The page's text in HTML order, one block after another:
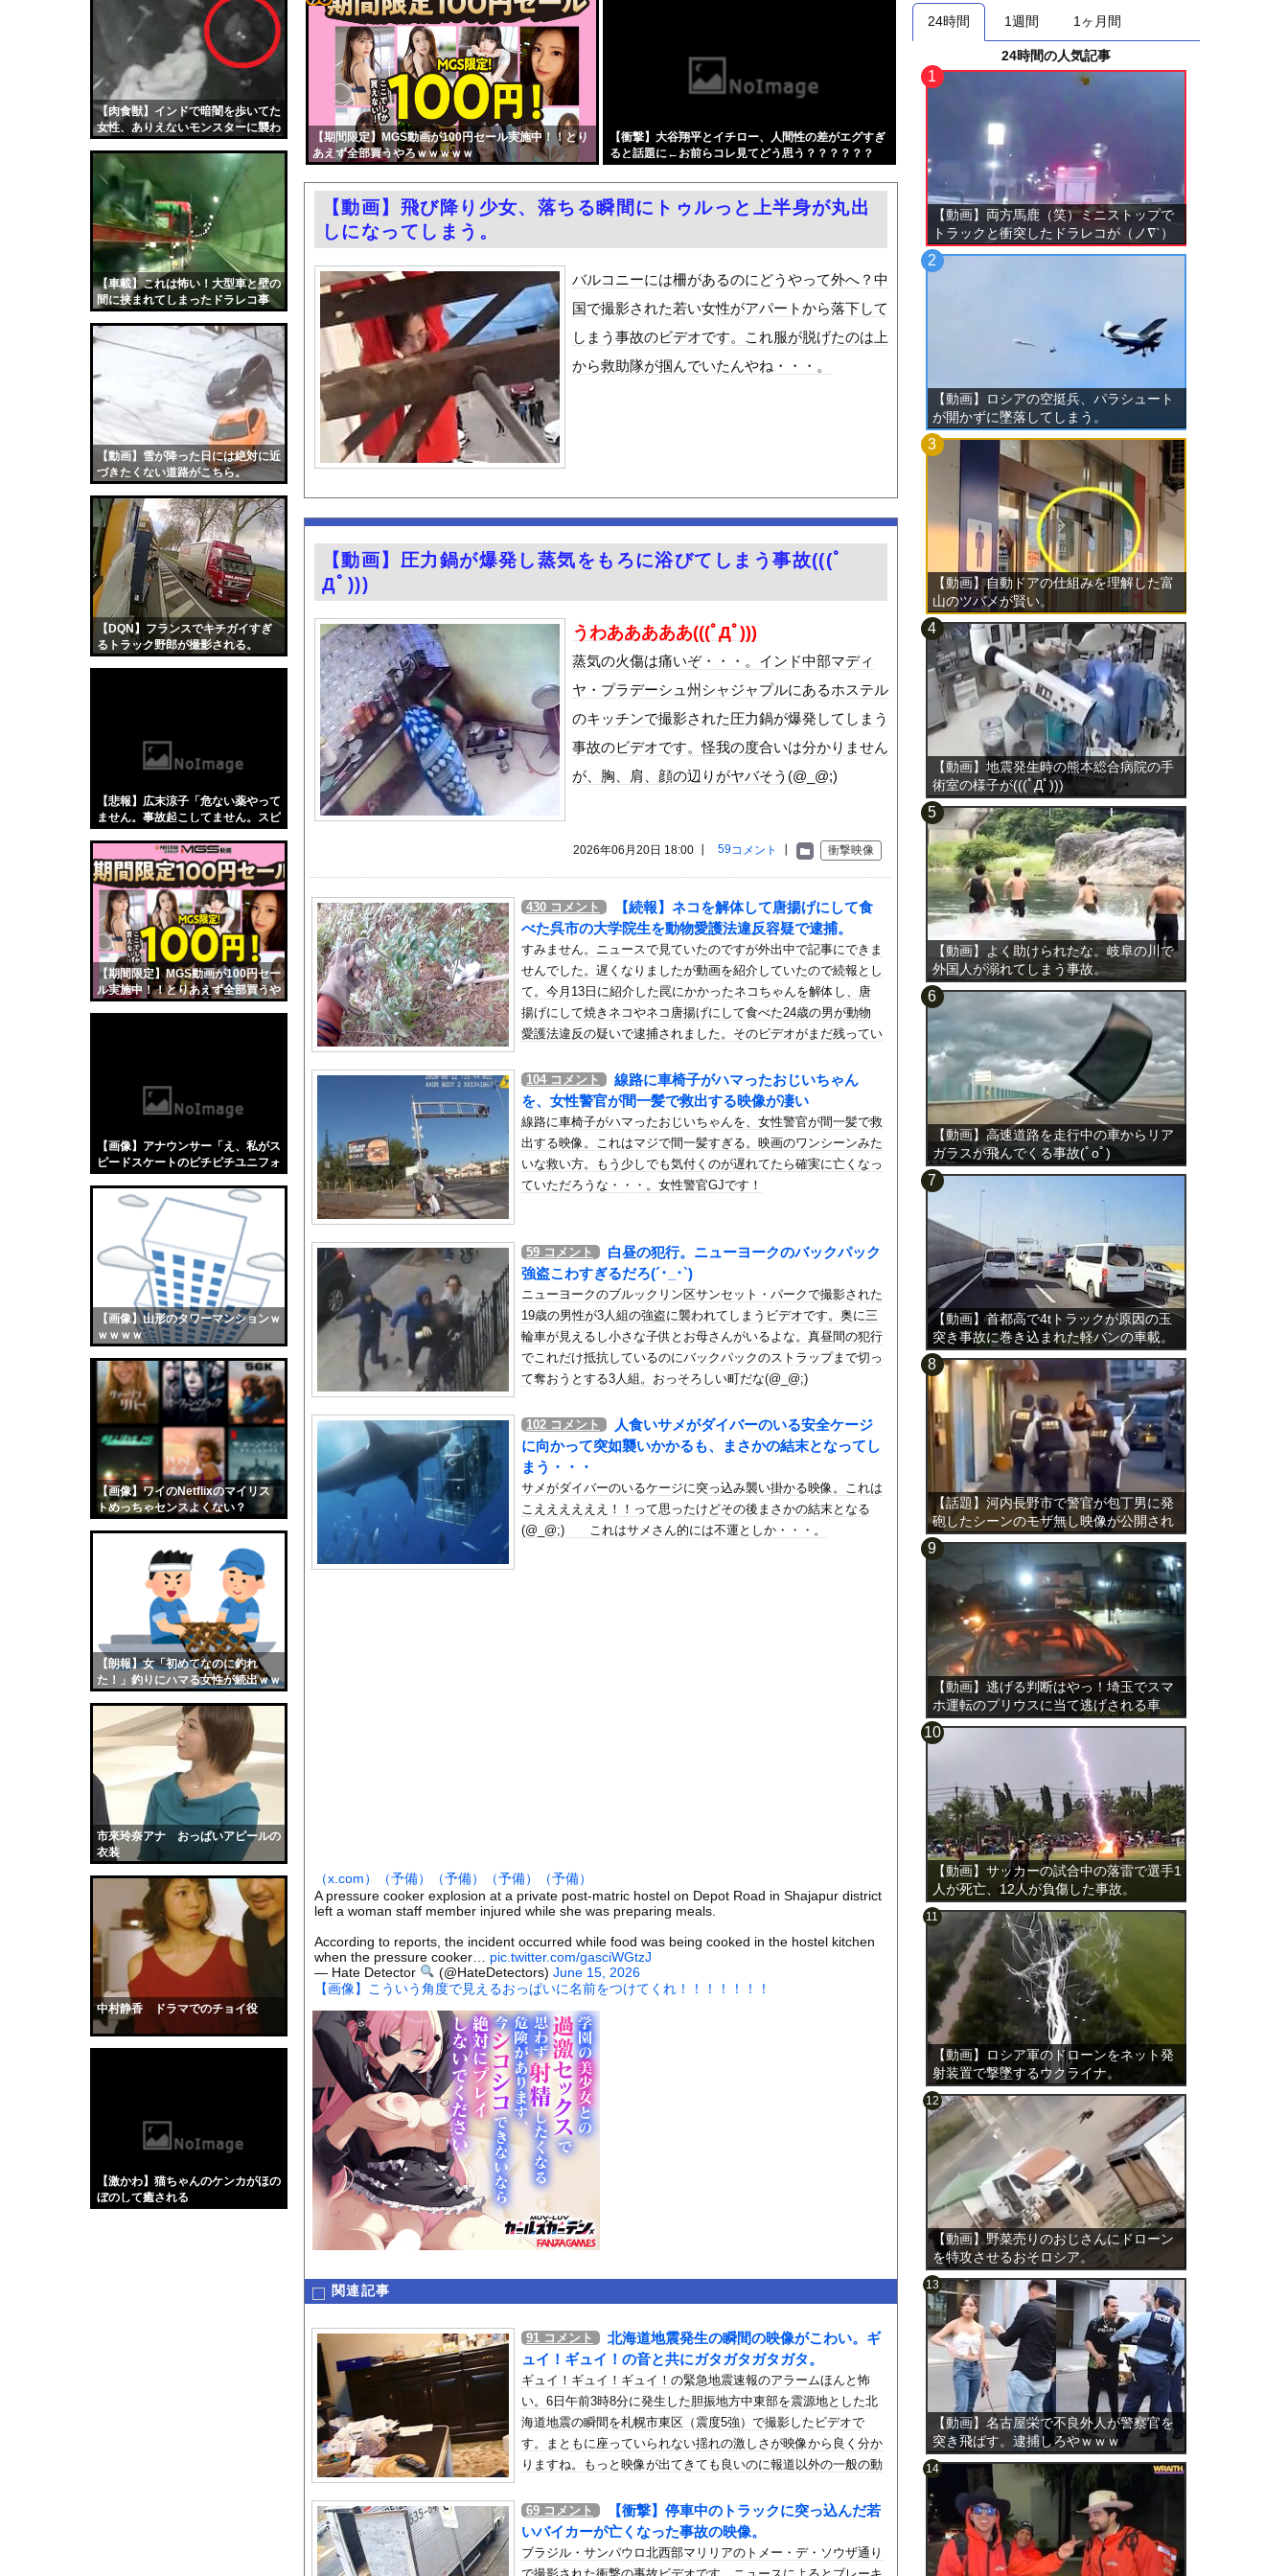
【肉食獣】インドで暗闇を歩いてた
女性、ありえないモンスターに襲わ
【車載】これは怖い！大型車と壁の
間に挟まれてしまったドラレコ事
【動画】雪が降った日には絶対に近
づきたくない道路がこちら。
【DQN】フランスでキチガイすぎ
るトラック野郎が撮影される。
【悲報】広末涼子「危ない薬やって
ません。事故起こしてません。スピ
←これw w w w w w
【期間限定】MGS動画が100円セー
ル実施中！！とりあえず全部買うや
【画像】アナウンサー「え、私がス
ピードスケートのピチピチユニフォ
これはお前らに刺さるやろw w w w
w w w w
【画像】山形のタワーマンションｗ
ｗｗｗｗ
【画像】ワイのNetflixのマイリス
トめっちゃセンスよくない？
【朗報】女「初めてなのに釣れ
た！」釣りにハマる女性が続出ｗｗ
市來玲奈アナ おっぱいアピールの
衣装
中村静香 ドラマでのチョイ役
【激かわ】猫ちゃんのケンカがほの
ぼのして癒される
パヨ「れいわ信者、れいわ知能といった表現は完全に差別表現。メディアは放送禁止用語に指...
ドワンゴ川上「みい山への『障害者への配慮が足りない』という批判は害悪。障害者に関わる...
【広島】廿日市の中学野球部員死亡事故 書類送検の医師、別人のCT画像で診察した疑い ...
巨乳悦楽のおすすめAV!巨乳女優とのパイズリやコスプレセックス!
今日撮れたK大学文〇学部JD1年のフェラシーンがコチラ
熊本県知事の要請をガン無視したTBS、避難所に取材班が押し入ってプライバシーに全く配...
【画像】新聞さん、壮大な縦読みを仕込んでしまう・・・
なぜプーチンはウクライナ侵攻をやめられないのか？！
共産党「熊本地震救援募金のお願いをしていたところ、中指を立てられました。嫌がらせ酷い...
【動画】女子アナさん、ノーブラでうっかり衣装から乳首が透けてしまう放送事故ｗｗｗ
お前らがメイドイン韓国で認めてるもの 「キムチ」あと3つは？
中国「大洪水！」三峡ダム「9門開放！（全力放流」中国都市「三峡沿線の道路水没」中国政...
職場の人妻と不倫をして、ついに、、、
韓国国会、サッカー前代表監督を追及「なぜ負けたのか」
日本旅行キャンセルすべきか…1万年ぶり史上最大級の火山の兆し＝韓国の反応
うちのネコが目の前にいた。私が上に物を投げるフリをする → 猫はこうなります…
【速報】THE TIMEの女子アナ、前屈みで乳パッドのようなものが見えてしまう
2026年度 暑さのピーク終了
【画像】インフルエンサー「20歳でアルファード一括で買えちゃう私って素敵」
【ディズニー】高級ホテルでお馴染みのホテルミラコスタさん 値上げして改悪していたこと...
ラーメン屋でラストオーダー5分前に入店するの迷惑？
後呂有紗アナ 骨盤ストレッチで胸がくっきり！！
【動画】移民受け入れ派のパヨおば、自分の家に来られたら全力で拒否るｗｗｗｗｗｗｗｗｗ...
【動画】女の子が一瞬でメロつく男がコレｗｗｗｗｗｗｗｗｗｗ
グラドル後藤まつりと至近距離でイチャイチャできる新作イメビが出たぞ！
『悪役令嬢転生おじさん』6話感想 モブ令嬢に絡まれるアンナ！
今の時期 河口で釣れる美味い魚教えて
【Xの車窓から】オービスかと思ったら野生の炊飯器で草 ほか
【ポロリ悲話】ネットで拡散してるおっぱいポロリ動画、何故か叩かれる・・・
【衝撃】「かわいい虫」ランキング、ついに発表される
【悲報】 中国、橋の欄干が強風一発で粉々に 鉄筋ゼロ 当局「接着剤でくっつけただけ」...
【動画】移民受け入れ派のパヨおば、自分の家に来られたら全力で拒否るｗｗｗｗｗｗｗｗｗ...
日本代表FW前田大然がイプスウィッチ・タウンへ移籍決定！プレミアリーグ初挑戦
英国人「ようこそ」冨安健洋、クリスタルパレス加入が決定的に！メディカル検査をパス！現...
【朗報】今年が酷暑過ぎて蚊が全く居ない件
【驚愕】名作『無職転生』凄い事に気付いたｗｗｗｗ『無職転生』の「ロキシー」とかいう奴...
【朗報】サンセイのオンラインショップが再オープン 「新7500Tシャツ」「BOX o...
【避難所】キッチンカー、から揚げや麺類提供 40代女性「最高、パン中心の生活には飽き...
【ワンピース】ゾロ「女だぞ」エネル「見ればわかる」←ここ好きすぎるｗｗｗｗｗｗｗｗｗ...
【動画】両方馬鹿（笑）ミニストップでトラックと衝突したドラレコが（ノ∇`）
【悲報】米倉涼子さん、フライデーに不意討ちされてしまうｗｗｗｗｗ（画像あり）
後呂有紗アナ 袖口からインナーチラ見え！！
【物議】ジャンポケ斉藤裁判、被害女性「モンスター」斉藤被告「同意と思ってた」←これど...
ショートスリーパー、誹謗中傷を受けて突然泣き出すwwwwwwwwwwwwwwwww
公営住宅住みだけど質問ある？【家賃・自治会】
【画像】おまえらくんの机がこの女の子の椅子にされてたらｗｗｗ
【画像】この女優さん、可愛すぎる
【朗報】齋藤飛鳥、前屈みで完全に見えてる動画が拡散されてしまう…
海外「日本よ、お前がナンバーワンだ」 熊本地震直後の日本の対応のスピードに世界が衝撃
勇気を出して白人美女にチン凸したアジア人短小男
、爆笑されてしまうｗｗｗ
10年もの間浮気してた嫁。まさかと思い長男のDNA鑑定をするがいいな？と問うと、元嫁...
ウクライナ侵攻以降、ロシア軍兵士のHIV感染が2000％急増…ウクライナメディア！
【配信者】「金バエ」のSNS更新が1週間途絶え、様々な憶測が飛び交う。1週間ぶりの投...
【画像】女の子「危機管理フォーーーーム！！！」
【下着画像】村重杏奈さん、デカパイすぎて万バズしてしまうwwwwwwww
【動画】ヒョウ2頭が木に登って激しい戦い
【画像】吉川愛さん(26)、縛られてムチムチお乳が強調されてしまう
道路脇で男性が缶切断していたドラム缶が爆発
【黒歴史】こういう昔の大学ヤリサーの流出エロ動画（顔出し）が一番抜ける
韓国人「安貞桓が韓国代表に激怒！『惨憺たる結果、徹底的な刷新が必要だ』と監督や協会を...
ケンタッキーとか言う唐揚げ屋ｗｗｗｗｗ
【画像】このAVが性癖ブッ刺さりで精子ドクドク作られるわｗｗｗｗ
【悲報】味噌ラーメンで行列、出来ない
【中国】男の子が爆竹に点火 マンホールが爆発しふた吹き飛ぶ
【画像】伊藤舞雪とかいうＡＶ女優ｗｗｗｗｗｗｗｗｗｗw
【緊急】肛門にスティックのり入れたけど出てこないの！！
お知らせ
【動画】タイのティパンコーン王子が日本人女性とデートか？
Powered by livedoor 相互RSS
このページは
1000mgが管理しています。 RSS設定 更新順130件まで。それ以降の古いものは表
示されません。
【期間限定】MGS動画が100円セール実施中！！とり
あえず全部買うやろｗｗｗｗｗ
【衝撃】大谷翔平とイチロー、人間性の差がエグすぎ
ると話題に←お前らコレ見てどう思う？？？？？？
コテ
ンク
自動
更新
【動画】飛び降り少女、落ちる瞬間にトゥルっと上半身が丸出
しになってしまう。
バルコニーには柵があるのにどうやって外へ？中
国で撮影された若い女性がアパートから落下して
しまう事故のビデオです。これ服が脱げたのは上
から救助隊が掴んでいたんやね・・・。
【動画】圧力鍋が爆発し蒸気をもろに浴びてしまう事故(((ﾟ
Дﾟ)))
うわあああああ(((ﾟДﾟ)))
蒸気の火傷は痛いぞ・・・。インド中部マディ
ヤ・プラデーシュ州シャジャプルにあるホステル
のキッチンで撮影された圧力鍋が爆発してしまう
事故のビデオです。怪我の度合いは分かりません
が、胸、肩、顔の辺りがヤバそう(@_@;)
衝撃映像
59コメント
2026年06月20日 18:00 ┃
430 コメント
【続報】ネコを解体して唐揚げにして食
べた呉市の大学院生を動物愛護法違反容疑で逮捕。
すみません。ニュースで見ていたのですが外出中で記事にできま
せんでした。遅くなりましたが動画を紹介していたので続報とし
て。今月13日に紹介した罠にかかったネコちゃんを解体し、唐
揚げにして焼きネコやネコ唐揚げにして食べた24歳の男が動物
愛護法違反の疑いで逮捕されました。そのビデオがまだ残ってい
どめを刺すシーンなどがあります。再生される方は注意を。
104 コメント
線路に車椅子がハマったおじいちゃん
を、女性警官が間一髪で救出する映像が凄い
線路に車椅子がハマったおじいちゃんを、女性警官が間一髪で救
出する映像。これはマジで間一髪すぎる。映画のワンシーンみた
いな救い方。もう少しでも気付くのが遅れてたら確実に亡くなっ
ていただろうな・・・。女性警官GJです！
59 コメント
白昼の犯行。ニューヨークのバックパック
強盗こわすぎるだろ(´･_･`)
ニューヨークのブルックリン区サンセット・パークで撮影された
19歳の男性が3人組の強盗に襲われてしまうビデオです。奥に三
輪車が見えるし小さな子供とお母さんがいるよな。真昼間の犯行
でこれだけ抵抗しているのにバックパックのストラップまで切っ
て奪おうとする3人組。おっそろしい町だな(@_@;)
102 コメント
人食いサメがダイバーのいる安全ケージ
に向かって突如襲いかかるも、まさかの結末となってし
まう・・・
サメがダイバーのいるケージに突っ込み襲い掛かる映像。これは
こええええええ！！って思ったけどその後まさかの結末となる
(@_@;) これはサメさん的には不運としか・・・。
（x.com） （予備） （予備） （予備）
（予備）
A pressure cooker explosion at a private post-matric hostel on Depot Road in Shajapur district
left a woman staff member injured while she was preparing meals.
According to reports, the incident occurred while food was being cooked in the hostel kitchen
when the pressure cooker… pic.twitter.com/gasciWGtzJ
— Hate Detector
(@HateDetectors)June 15, 2026
【画像】こういう角度で見えるおっぱいに名前をつけてくれ！！！！！！！
関連記事
91 コメント
北海道地震発生の瞬間の映像がこわい。ギ
ュイ！ギュイ！の音と共にガタガタガタガタ。
ギュイ！ギュイ！ギュイ！の緊急地震速報のアラームほんと怖
い。6日午前3時8分に発生した胆振地方中東部を震源地とした北
海道地震の瞬間を札幌市東区（震度5強）で撮影したビデオで
す。まともに座っていられない揺れの激しさが映像から良く分か
りますね。もっと映像が出てきても良いのに報道以外の一般の動
69 コメント
【衝撃】停車中のトラックに突っ込んだ若
いバイカーが亡くなった事故の映像。
ブラジル・サンパウロ北西部マリリアのトメー・デ・ソウザ通り
24時間 1週間 1ヶ月間
24時間の人気記事
【動画】両方馬鹿（笑）ミニストップで
トラックと衝突したドラレコが（ノ∇`）
【動画】ロシアの空挺兵、パラシュート
が開かずに墜落してしまう。
【動画】自動ドアの仕組みを理解した富
山のツバメが賢い。
【動画】地震発生時の熊本総合病院の手
術室の様子が(((ﾟДﾟ)))
【動画】よく助けられたな。岐阜の川で
外国人が溺れてしまう事故。
【動画】高速道路を走行中の車からリア
ガラスが飛んでくる事故(ﾟoﾟ)
【動画】首都高で4tトラックが原因の玉
突き事故に巻き込まれた軽バンの車載。
【話題】河内長野市で警官が包丁男に発
砲したシーンのモザ無し映像が公開され
る。
【動画】逃げる判断はやっ！埼玉でスマ
ホ運転のプリウスに当て逃げされる車
載。
【動画】サッカーの試合中の落雷で選手1
人が死亡、12人が負傷した事故。
【動画】ロシア軍のドローンをネット発
射装置で撃墜するウクライナ。
【動画】野菜売りのおじさんにドローン
を特攻させるおそロシア。
【動画】名古屋栄で不良外人が警察官を
突き飛ばす。逮捕しろやｗｗｗ